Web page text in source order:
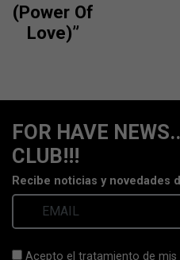
(Power Of
Love)”
FOR HAVE
CLUB!!!
Recibe noticias y novedades
Acepto el tratamiento de mis